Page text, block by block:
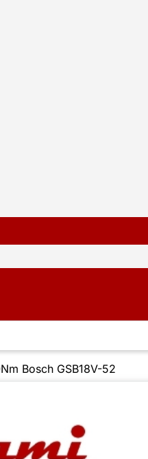
Bosch GSB18V-52